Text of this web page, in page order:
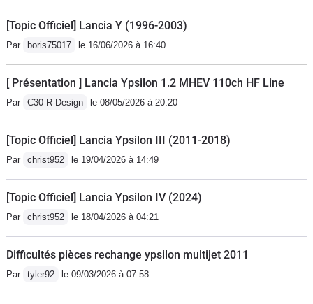
[Topic Officiel] Lancia Y (1996-2003)
Par boris75017 le 16/06/2026 à 16:40
[ Présentation ] Lancia Ypsilon 1.2 MHEV 110ch HF Line
Par C30 R-Design le 08/05/2026 à 20:20
[Topic Officiel] Lancia Ypsilon III (2011-2018)
Par christ952 le 19/04/2026 à 14:49
[Topic Officiel] Lancia Ypsilon IV (2024)
Par christ952 le 18/04/2026 à 04:21
Difficultés pièces rechange ypsilon multijet 2011
Par tyler92 le 09/03/2026 à 07:58